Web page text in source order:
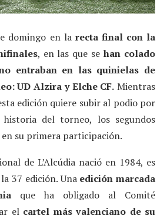
domingo en la recta final con la
, en las que sehan colado
entraban en las quinielas de
UD Alzira y Elche CF. Mientras
edición quiere subir al podio por
del torneo, los segundos
su primera participación.
de L’Alcúdia nació en 1984, es
37 edición. Una edición marcada
que ha obligado al Comité
el cartel más valenciano de su